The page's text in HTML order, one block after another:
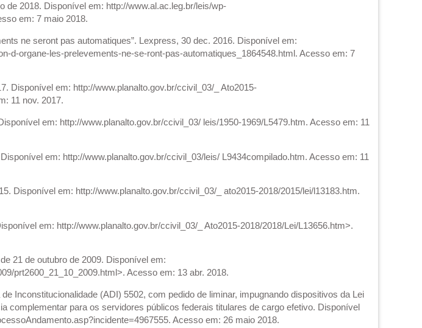
de 2018. Disponível em: http://www.al.ac.leg.br/leis/wp-
em: 7 maio 2018.
ne seront pas automatiques”. Lexpress, 30 dec. 2016. Disponível em:
d-organe-les-prelevements-ne-se-ront-pas-automatiques_1864548.html. Acesso em: 7
Disponível em: http://www.planalto.gov.br/ccivil_03/_ Ato2015-
11 nov. 2017.
em: http://www.planalto.gov.br/ccivil_03/ leis/1950-1969/L5479.htm. Acesso em: 11
em: http://www.planalto.gov.br/ccivil_03/leis/ L9434compilado.htm. Acesso em: 11
Disponível em: http://www.planalto.gov.br/ccivil_03/_ ato2015-2018/2015/lei/l13183.htm.
em: http://www.planalto.gov.br/ccivil_03/_ Ato2015-2018/2018/Lei/L13656.htm>.
21 de outubro de 2009. Disponível em:
prt2600_21_10_2009.html>. Acesso em: 13 abr. 2018.
Inconstitucionalidade (ADI) 5502, com pedido de liminar, impugnando dispositivos da Lei
complementar para os servidores públicos federais titulares de cargo efetivo. Disponível
Acesso em: 26 maio 2018.